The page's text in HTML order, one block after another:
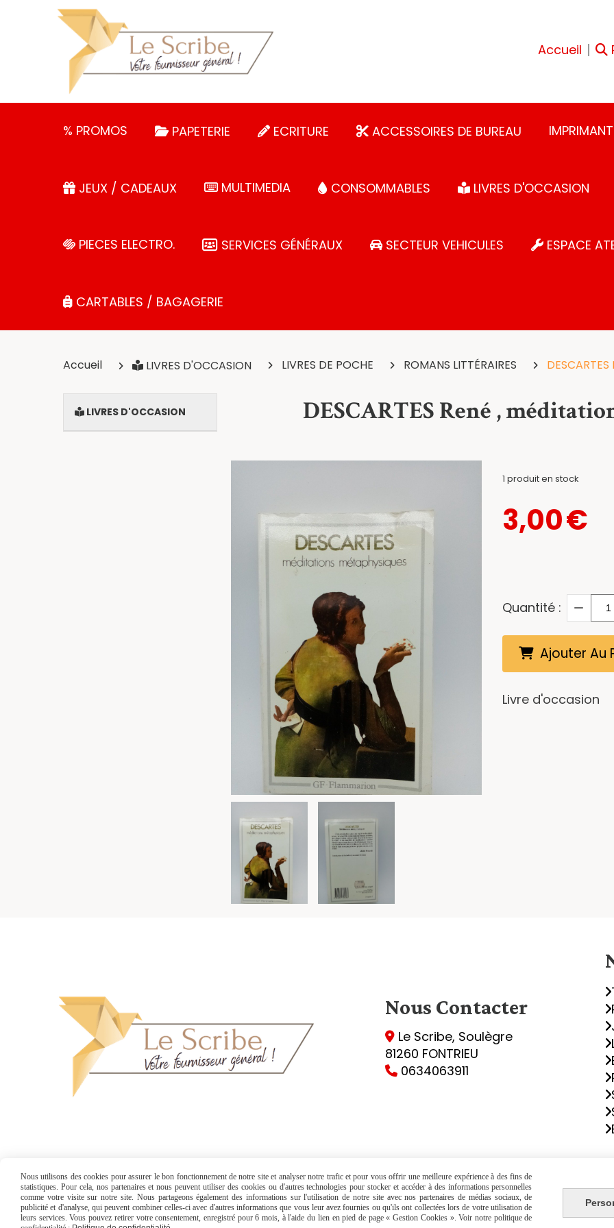
Accueil
% PROMOS PAPETERIE ECRITURE ACCESSOIRES DE BUREAU
JEUX / CADEAUX MULTIMEDIA CONSOMMABLES LIVRES D'OCCASION
PIECES ELECTRO. SERVICES GÉNÉRAUX SECTEUR VEHICULES ESPACE
CARTABLES / BAGAGERIE
LIVRES D'OCCASION
Accueil LIVRES D'OCCASION LIVRES DE POCHE ROMANS LITTÉRAIRES
DESCARTES René ,
3,00€
1 produit en stock
Quantité :
Ajouter Au
Livre d'occasion
Nous Contacter
 Le Scribe, Soulègre
81260 FONTRIEU
 0634063911
Facebook est désactivé. Autoriser
Mentions Légales Conditions générales de vente Politique de confidentialité Gestion
Nous utilisons des cookies pour assurer le bon fonctionnement de notre site et analyser notre trafic et pour vous offrir une meilleure expérience à des fins de
statistiques. Pour cela, nos partenaires et nous peuvent utiliser des cookies ou d'autres technologies pour stocker et accéder à des informations personnelles
comme votre visite sur notre site. Nous partageons également des informations sur l'utilisation de notre site avec nos partenaires de médias sociaux, de
publicité et d'analyse, qui peuvent combiner celles-ci avec d'autres informations que vous leur avez fournies ou qu'ils ont collectées lors de votre utilisation de
leurs services. Vous pouvez retirer votre consentement, enregistré pour 6 mois, à l'aide du lien en pied de page « Gestion Cookies ». Voir notre politique de